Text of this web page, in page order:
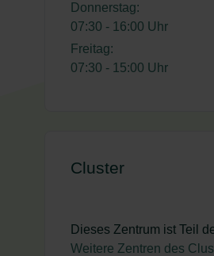
Donnerstag:
07:30 - 16:00 Uhr
Freitag:
07:30 - 15:00 Uhr
Cluster
Dieses Zentrum ist Teil
Weitere Zentren des